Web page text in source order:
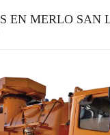
EN MERLO SAN